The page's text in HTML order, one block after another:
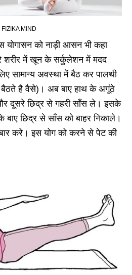
FIZIKA MIND
योगासन को नाड़ी आसन भी कहा
शरीर में खून के सर्कुलेशन में मदद
सामान्य अवस्था में बैठ कर पालथी
है वैसे)। अब बाए हाथ के अगूंठे
दूसरे छिद्र से गहरी साँस ले। इसके
बाए छिद्र से साँस को बाहर निकाले।
करे। इस योग को करने से पेट की